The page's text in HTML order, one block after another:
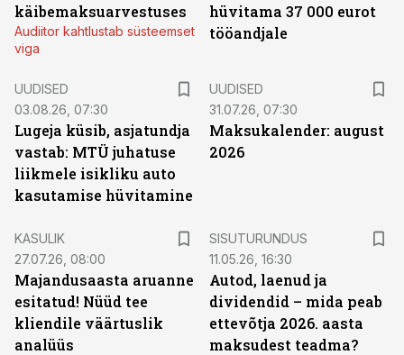
käibemaksuarvestuses
Audiitor kahtlustab süsteemset
viga
hüvitama 37 000 eurot
tööandjale
UUDISED
03.08.26, 07:30
Lugeja küsib, asjatundja
vastab: MTÜ juhatuse
liikmele isikliku auto
kasutamise hüvitamine
UUDISED
31.07.26, 07:30
Maksukalender: august
2026
KASULIK
27.07.26, 08:00
Majandusaasta aruanne
esitatud! Nüüd tee
kliendile väärtuslik
analüüs
SISUTURUNDUS
11.05.26, 16:30
Autod, laenud ja
dividendid – mida peab
ettevõtja 2026. aasta
maksudest teadma?